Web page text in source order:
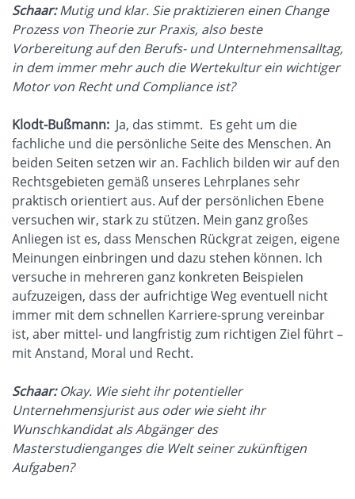
Schaar:Mutig und klar. Sie praktizieren einen Change
Prozess von Theorie zur Praxis, also beste
Vorbereitung auf den Berufs- und Unternehmensalltag,
in dem immer mehr auch die Wertekultur ein wichtiger
Motor von Recht und Compliance ist?
Klodt-Bußmann: Ja, das stimmt. Es geht um die
fachliche und die persönliche Seite des Menschen. An
beiden Seiten setzen wir an. Fachlich bilden wir auf den
Rechtsgebieten gemäß unseres Lehrplanes sehr
praktisch orientiert aus. Auf der persönlichen Ebene
versuchen wir, stark zu stützen. Mein ganz großes
Anliegen ist es, dass Menschen Rückgrat zeigen, eigene
Meinungen einbringen und dazu stehen können. Ich
versuche in mehreren ganz konkreten Beispielen
aufzuzeigen, dass der aufrichtige Weg eventuell nicht
immer mit dem schnellen Karriere-sprung vereinbar
ist, aber mittel- und langfristig zum richtigen Ziel führt –
mit Anstand, Moral und Recht.
Schaar:Okay. Wie sieht ihr potentieller
Unternehmensjurist aus oder wie sieht ihr
Wunschkandidat als Abgänger des
Masterstudienganges die Welt seiner zukünftigen
Aufgaben?